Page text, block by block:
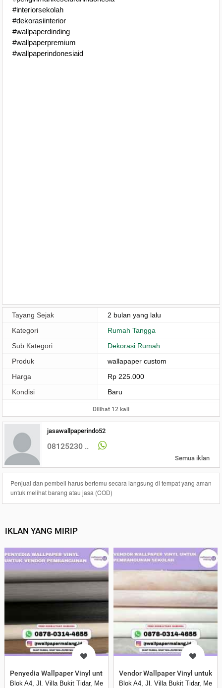
#interiorsekolah
#dekorasiinterior
#wallpaperdinding
#wallpaperpremium
#wallpaperindonesiaid
Tayang Sejak
2 bulan yang lalu
Kategori
Rumah Tangga
Sub Kategori
Dekorasi Rumah
Produk
wallapaper custom
Harga
Rp 225.000
Kondisi
Baru
Dilihat 12 kali
jasawallpaperindo52
08125230 ..
Semua iklan
Penjual dan pembeli harus bertemu secara langsung di tempat yang aman
untuk melihat barang atau jasa (COD)
IKLAN YANG MIRIP
Penyedia Wallpaper Vinyl untuk Vendor Pembangunan
Blok A4, Jl. Villa Bukit Tidar, Merjosari, Kec. Lowokwaru, Kota Malang,
Vendor Wallpaper Vinyl untuk
Blok A4, Jl. Villa Bukit Tidar,